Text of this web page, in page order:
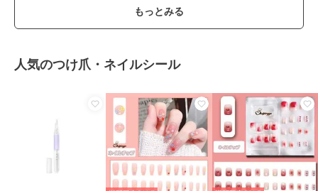
もっとみる
人気のつけ爪・ネイルシール